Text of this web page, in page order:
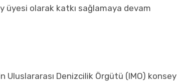
üyesi olarak katkı sağlamaya devam
Uluslararası Denizcilik Örgütü (IMO) konsey